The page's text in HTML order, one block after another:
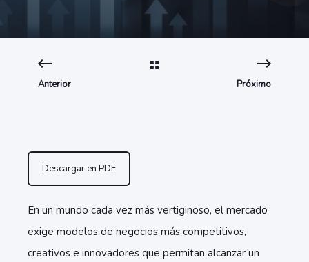
Anterior Próximo
Descargar en PDF
En un mundo cada vez más vertiginoso, el mercado
exige modelos de negocios más competitivos,
creativos e innovadores que permitan alcanzar un